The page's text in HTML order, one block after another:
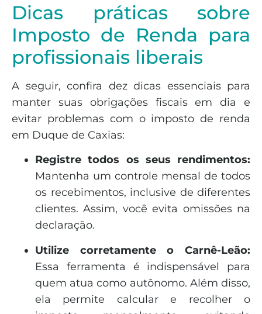
Dicas práticas sobre
Imposto de Renda para
profissionais liberais
A seguir, confira dez dicas essenciais para
manter suas obrigações fiscais em dia e
evitar problemas com o imposto de renda
em Duque de Caxias:
Registre todos os seus rendimentos:
Mantenha um controle mensal de todos
os recebimentos, inclusive de diferentes
clientes. Assim, você evita omissões na
declaração.
Utilize corretamente o Carnê-Leão:
Essa ferramenta é indispensável para
quem atua como autônomo. Além disso,
ela permite calcular e recolher o